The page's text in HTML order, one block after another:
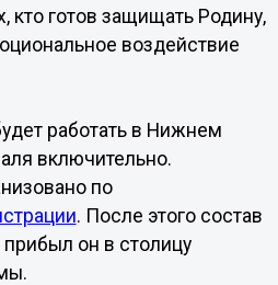
кто готов защищать Родину,
воздействие
работать в Нижнем
включительно.
по
. После этого состав
он в столицу